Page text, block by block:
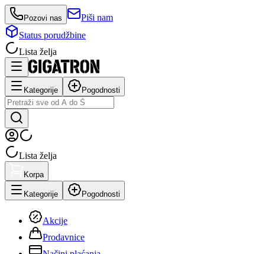
Pozovi nas
Piši nam
Status porudžbine
Lista želja
Kategorije Pogodnosti
Lista želja
Korpa
Kategorije Pogodnosti
Akcije
Prodavnice